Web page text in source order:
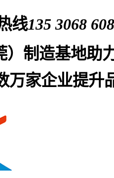
线135 3068
）制造基地助
万家企业提升